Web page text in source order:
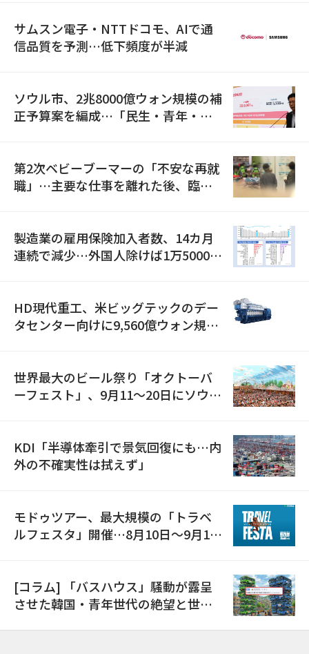
サムスン電子・NTTドコモ、AIで通
信品質を予測…低下頻度が半減
ソウル市、2兆8000億ウォン規模の補
正予算案を編成…「民生・青年・安
第2次ベビーブーマーの「不安な再就
職」…主要な仕事を離れた後、臨時
製造業の雇用保険加入者数、14カ月
連続で減少…外国人除けば1万5000人
HD現代重工、米ビッグテックのデー
タセンター向けに9,560億ウォン規模
世界最大のビール祭り「オクトーバ
ーフェスト」、9月11〜20日にソウル
KDI「半導体牽引で景気回復にも…内
外の不確実性は拭えず」
モドゥツアー、最大規模の「トラベ
ルフェスタ」開催…8月10日～9月11
[コラム] 「バスハウス」騒動が露呈
させた韓国・青年世代の絶望と世代